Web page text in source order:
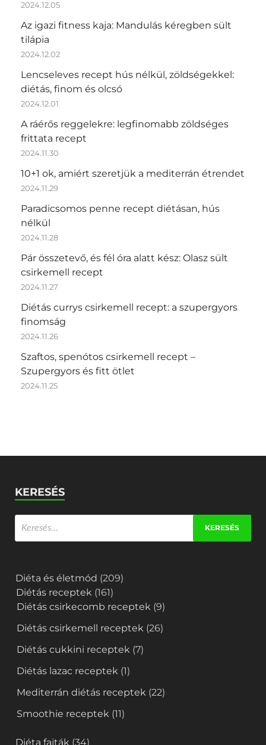
2024.12.05
Az igazi fitness kaja: Mandulás kéregben sült
tilápia
2024.12.02
Lencseleves recept hús nélkül, zöldségekkel:
diétás, finom és olcsó
2024.12.01
A ráérős reggelekre: legfinomabb zöldséges
frittata recept
2024.11.30
10+1 ok, amiért szeretjük a mediterrán étrendet
2024.11.29
Paradicsomos penne recept diétásan, hús
nélkül
2024.11.28
Pár összetevő, és fél óra alatt kész: Olasz sült
csirkemell recept
2024.11.27
Diétás currys csirkemell recept: a szupergyors
finomság
2024.11.26
Szaftos, spenótos csirkemell recept –
Szupergyors és fitt ötlet
2024.11.25
KERESÉS
Diéta és életmód (209)
Diétás receptek (161)
Diétás csirkecomb receptek (9)
Diétás csirkemell receptek (26)
Diétás cukkini receptek (7)
Diétás lazac receptek (1)
Mediterrán diétás receptek (22)
Smoothie receptek (11)
Diéta fajták (34)